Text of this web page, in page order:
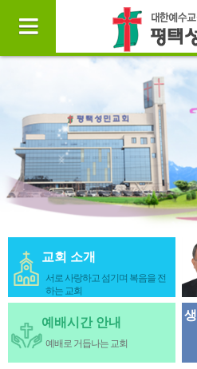
교회 소개
서로 사랑하고 섬기며 복음을 전
하는 교회
예배시간 안내
예배로 거듭나는 교회